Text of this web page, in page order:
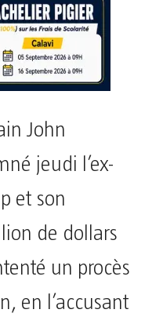
John
jeudi l’ex-
et son
de dollars
un procès
en l’accusant